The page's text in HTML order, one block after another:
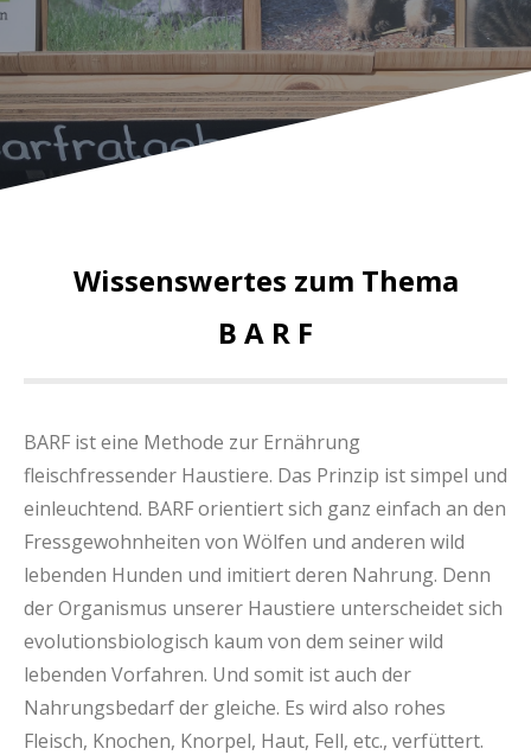
Wissenswertes zum Thema
B A R F
BARF ist eine Methode zur Ernährung
fleischfressender Haustiere. Das Prinzip ist simpel und
einleuchtend. BARF orientiert sich ganz einfach an den
Fressgewohnheiten von Wölfen und anderen wild
lebenden Hunden und imitiert deren Nahrung. Denn
der Organismus unserer Haustiere unterscheidet sich
evolutionsbiologisch kaum von dem seiner wild
lebenden Vorfahren. Und somit ist auch der
Nahrungsbedarf der gleiche. Es wird also rohes
Fleisch, Knochen, Knorpel, Haut, Fell, etc., verfüttert.